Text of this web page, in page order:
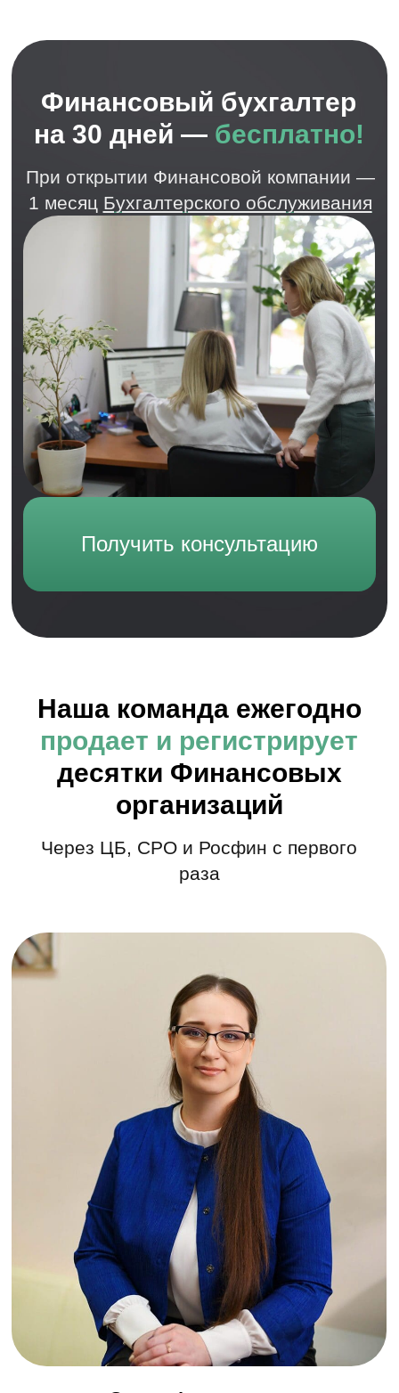
20 лет стажа, 15 — в финансах. Опыт работы в
топ-10 банке РФ, ЕПС, отчётность ЦБ, знает, где
регулятор ищет ошибки.
10 лет в бухучёте КПК. Расчёты по займам,
отчётность ЦБ, восстановление учёта,
нормативы.
Заместитель Главного бухгалтера
Евгения Алексеевна
17 лет стажа. Восстанавливала учёт, готовит
Главный бухгалтер